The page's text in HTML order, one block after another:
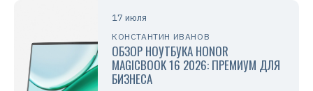
17 июля
КОНСТАНТИН ИВАНОВ
ОБЗОР НОУТБУКА HONOR
MAGICBOOK 16 2026: ПРЕМИУМ ДЛЯ
БИЗНЕСА